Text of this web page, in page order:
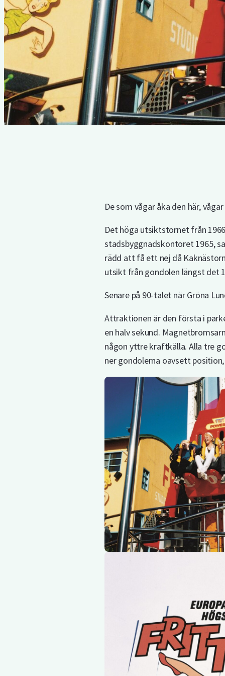
De som vågar åka den här,
Det höga utsiktstornet från
stadsbyggnadskontoret 1965,
rädd att få ett nej då
utsikt från gondolen längst det
Senare på 90-talet när Gröna
Attraktionen är den första i
en halv sekund.
någon yttre kraftkälla. Alla tre
ner gondolerna oavsett